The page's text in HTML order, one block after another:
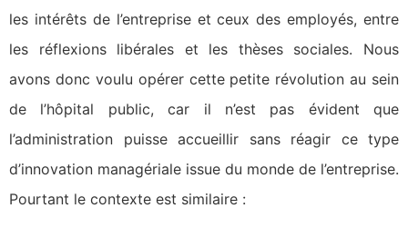
les intérêts de l’entreprise et ceux des employés, entre
les réflexions libérales et les thèses sociales. Nous
avons donc voulu opérer cette petite révolution au sein
de l’hôpital public, car il n’est pas évident que
l’administration puisse accueillir sans réagir ce type
d’innovation managériale issue du monde de l’entreprise.
Pourtant le contexte est similaire :